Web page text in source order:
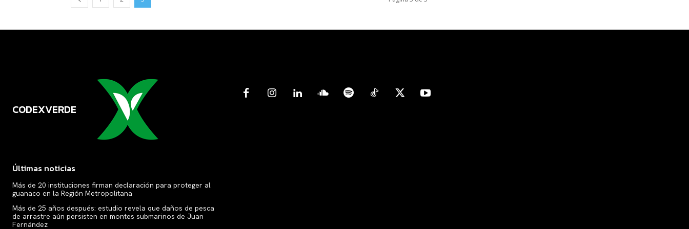
CODEXVERDE
Últimas noticias
Más de 20 instituciones firman declaración para proteger al
guanaco en la Región Metropolitana
Más de 25 años después: estudio revela que daños de pesca
de arrastre aún persisten en montes submarinos de Juan
Fernández